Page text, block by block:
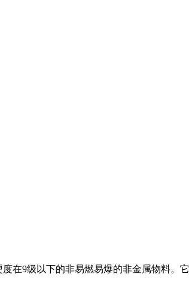
在9级以下的非易燃易爆的非金属物料。